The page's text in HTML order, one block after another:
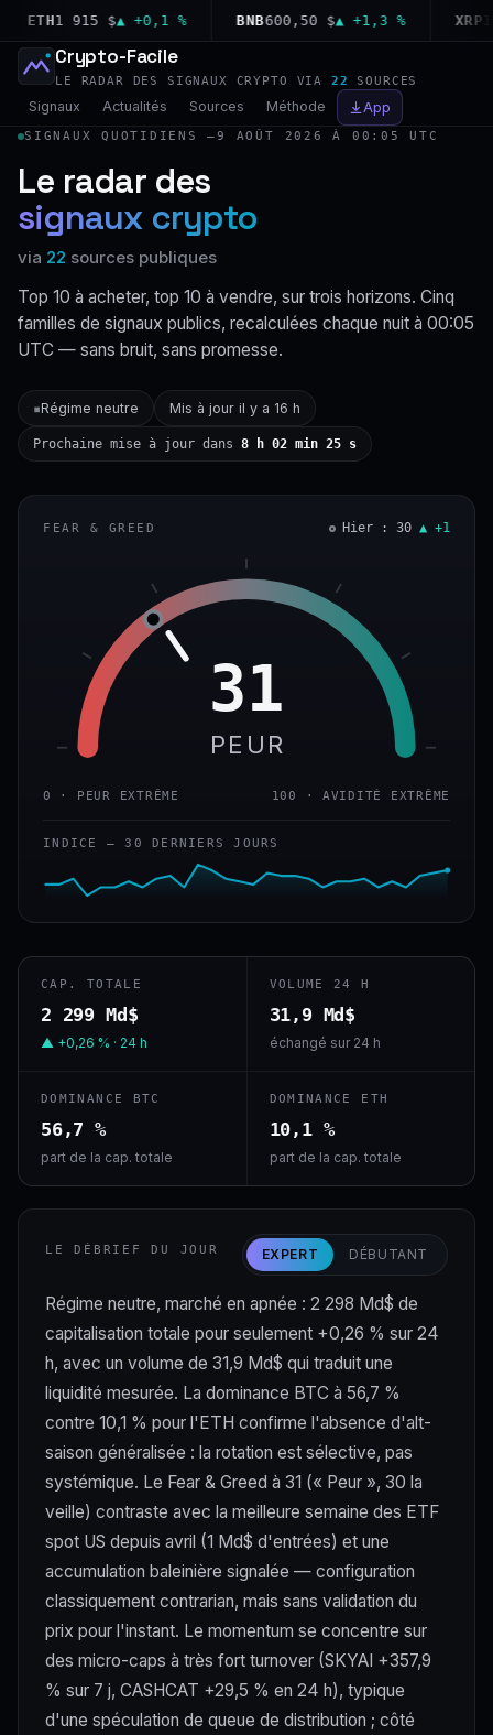
ETH1 915 $▲ +0,1 % BNB600,50 $▲ +1,3 % XRP
Crypto-Facile
LE RADAR DES SIGNAUX CRYPTO VIA 22 SOURCES
Signaux Actualités Sources Méthode App
SIGNAUX QUOTIDIENS —9 AOÛT 2026 À 00:05 UTC
Le radar des
signaux crypto
via 22 sources publiques
Top 10 à acheter, top 10 à vendre, sur trois horizons. Cinq
familles de signaux publics, recalculées chaque nuit à 00:05
UTC — sans bruit, sans promesse.
▪Régime neutre Mis à jour il y a 16 h
Prochaine mise à jour dans 8 h 02 min 24 s
FEAR & GREED Hier : 30 ▲ +1
31
PEUR
0 · PEUR EXTRÊME 100 · AVIDITÉ EXTRÊME
INDICE — 30 DERNIERS JOURS
CAP. TOTALE
2 299 Md$
▲ +0,26 % · 24 h
VOLUME 24 H
31,9 Md$
échangé sur 24 h
DOMINANCE BTC
56,7 %
part de la cap. totale
DOMINANCE ETH
10,1 %
part de la cap. totale
LE DÉBRIEF DU JOUR EXPERT DÉBUTANT
Régime neutre, marché en apnée : 2 298 Md$ de
capitalisation totale pour seulement +0,26 % sur 24
h, avec un volume de 31,9 Md$ qui traduit une
liquidité mesurée. La dominance BTC à 56,7 %
contre 10,1 % pour l'ETH confirme l'absence d'alt-
saison généralisée : la rotation est sélective, pas
systémique. Le Fear & Greed à 31 (« Peur », 30 la
veille) contraste avec la meilleure semaine des ETF
spot US depuis avril (1 Md$ d'entrées) et une
accumulation baleinière signalée — configuration
classiquement contrarian, mais sans validation du
prix pour l'instant. Le momentum se concentre sur
des micro-caps à très fort turnover (SKYAI +357,9
% sur 7 j, CASHCAT +29,5 % en 24 h), typique
d'une spéculation de queue de distribution ; côté